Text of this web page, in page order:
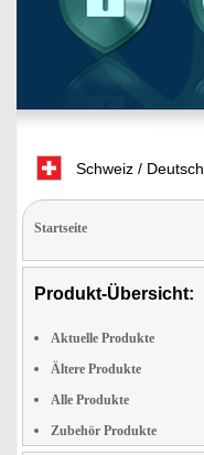
Schweiz / Deutsch
Startseite
Produkt-Übersicht:
Aktuelle Produkte
Ältere Produkte
Alle Produkte
Zubehör Produkte